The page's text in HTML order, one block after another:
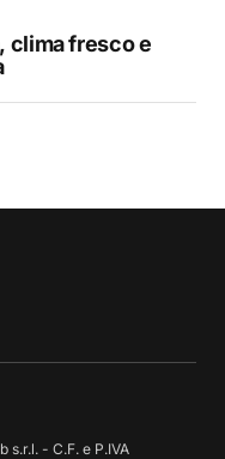
clima fresco e
s.r.l. - C.F. e P.IVA